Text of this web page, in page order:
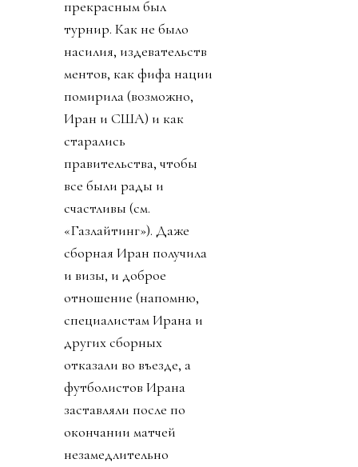
прекрасным был
турнир. Как не было
насилия, издевательств
ментов, как фифа нации
помирила (возможно,
Иран и США) и как
старались
правительства, чтобы
все были рады и
счастливы (см.
«Газлайтинг»). Даже
сборная Иран получила
и визы, и доброе
отношение (напомню,
специалистам Ирана и
других сборных
отказали во въезде, а
футболистов Ирана
заставляли после по
окончании матчей
незамедлительно